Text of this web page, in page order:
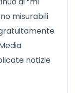
misurabili
notizie